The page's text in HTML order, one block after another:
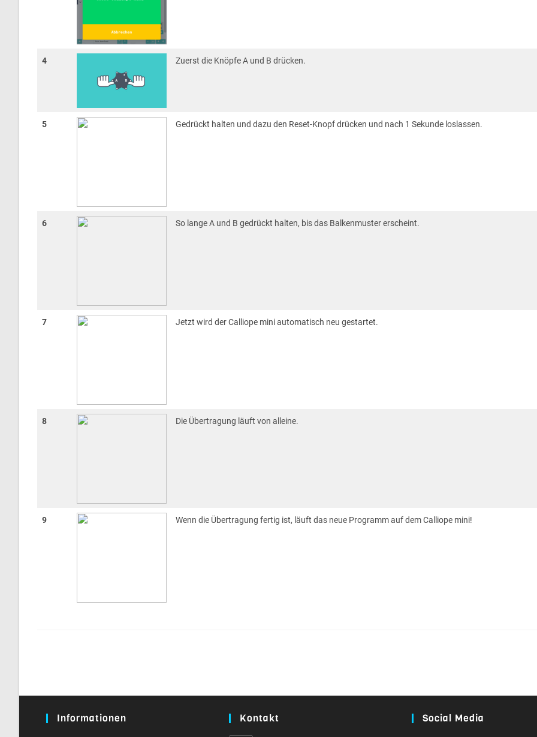
4 Zuerst die Knöpfe A und B drücken.
5 Gedrückt halten und dazu den Reset-Knopf drücken und nach 1 Sekunde loslassen.
6 So lange A und B gedrückt halten, bis das Balkenmuster erscheint.
7 Jetzt wird der Calliope mini automatisch neu gestartet.
8 Die Übertragung läuft von alleine.
9 Wenn die Übertragung fertig ist, läuft das neue Programm auf dem Calliope mini!
Informationen Kontakt Social Media